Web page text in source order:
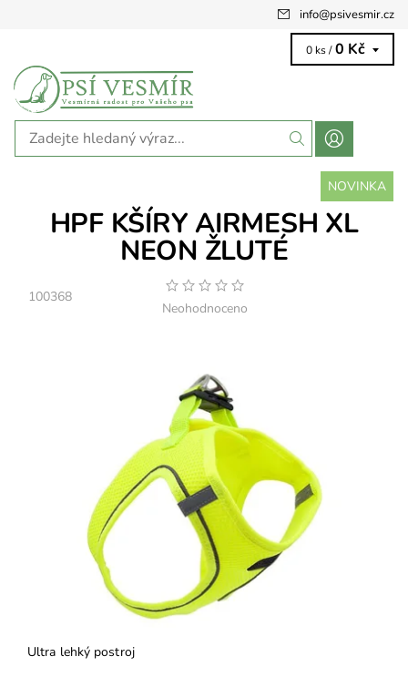
info@psivesmir.cz
0 ks / 0 Kč
NOVINKA
HPF KŠÍRY AIRMESH XL
NEON ŽLUTÉ
100368
Neohodnoceno
Ultra lehký postroj